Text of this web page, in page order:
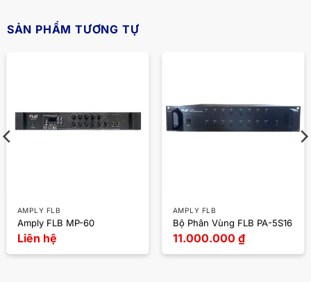
SẢN PHẨM TƯƠNG TỰ
AMPLY FLB
Amply FLB MP-60
Liên hệ
AMPLY FLB
Bộ Phân Vùng FLB PA-5S16
11.000.000 ₫